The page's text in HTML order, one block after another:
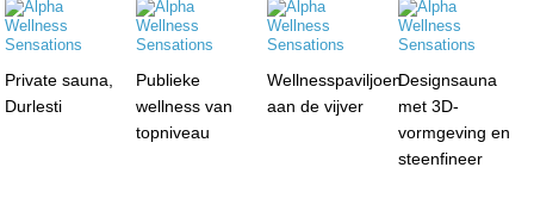
Private sauna,
Durlesti
Publieke
wellness van
topniveau
Wellnesspaviljoen
aan de vijver
Designsauna
met 3D-
vormgeving en
steenfineer